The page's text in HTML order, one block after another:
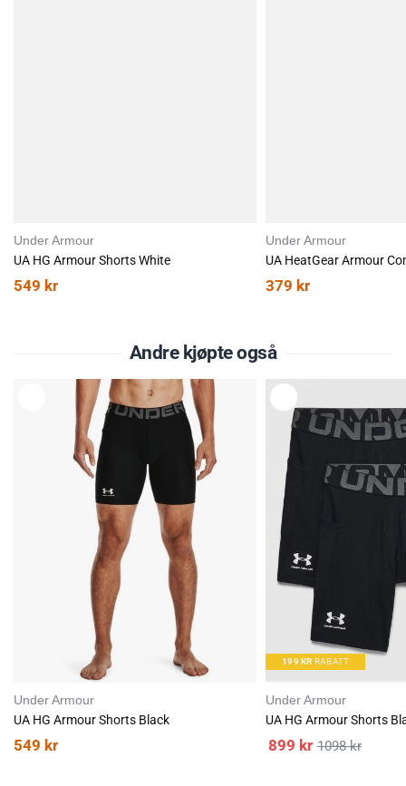
Under Armour
UA HG Armour Shorts White
549 kr
Under Armour
379 kr
Andre kjøpte også
Under Armour
UA HG Armour Shorts Black
549 kr
199KR RABATT
G
T
L
Under Armour
UA HG Armour Shorts
1098kr
899 kr